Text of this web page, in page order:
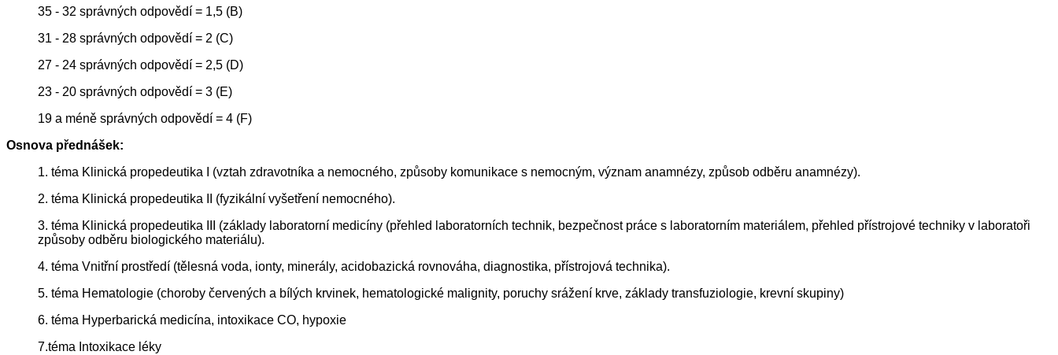
35 - 32 správných odpovědí = 1,5 (B)
31 - 28 správných odpovědí = 2 (C)
27 - 24 správných odpovědí = 2,5 (D)
23 - 20 správných odpovědí = 3 (E)
19 a méně správných odpovědí = 4 (F)
Osnova přednášek:
1. téma Klinická propedeutika I (vztah zdravotníka a nemocného, způsoby komunikace s nemocným, význam anamnézy, způsob odběru anamnézy).
2. téma Klinická propedeutika II (fyzikální vyšetření nemocného).
3. téma Klinická propedeutika III (základy laboratorní medicíny (přehled laboratorních technik, bezpečnost práce s laboratorním materiálem, přehled přístrojové techniky v laboratoři
způsoby odběru biologického materiálu).
4. téma Vnitřní prostředí (tělesná voda, ionty, minerály, acidobazická rovnováha, diagnostika, přístrojová technika).
5. téma Hematologie (choroby červených a bílých krvinek, hematologické malignity, poruchy srážení krve, základy transfuziologie, krevní skupiny)
6. téma Hyperbarická medicína, intoxikace CO, hypoxie
7.téma Intoxikace léky